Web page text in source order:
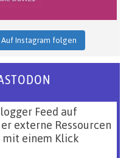
Auf Instagram folgen
Feed auf
externe Ressourcen
einem Klick